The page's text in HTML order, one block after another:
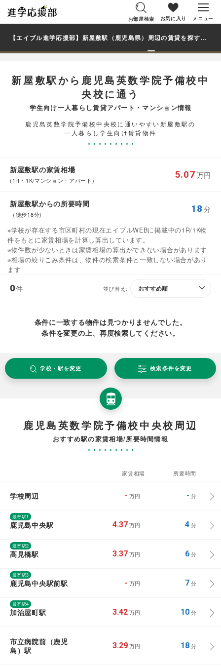
お部屋検索 お気に入り メニュー
【エイブル進学応援部】新屋敷駅（鹿児島県）周辺の賃貸を探す｜鹿児島英数学院予備校中央校学生・大学生の一人暮らし向け賃貸マンション・アパート
新屋敷駅から鹿児島英数学院予備校中
央校に通う
学生向け一人暮らし賃貸アパート・マンション情報
鹿児島英数学院予備校中央校に通いやすい新屋敷駅の
一人暮らし学生向け賃貸物件
新屋敷駅の家賃相場
(1R・1K/マンション・アパート)
5.07 万円
新屋敷駅からの所要時間
（徒歩18分)
18 分
※学校が存在する市区町村の現在エイブルWEBに掲載中の1R/1K物
件をもとに家賃相場を計算し算出しています。
※物件数が少ないときは家賃相場の算出ができない場合があります
※相場の絞りこみ条件は、物件の検索条件と一致しない場合があり
ます
0件 並び替え:
条件に一致する物件は見つかりませんでした。
条件を変更の上、再度検索してください。
学校・駅を変更 検索条件を変更
鹿児島英数学院予備校中央校周辺
おすすめ駅の家賃相場/所要時間情報
家賃相場 所要時間
学校周辺 - 万円 - 分
最寄駅1
鹿児島中央駅 4.37 万円 4分
最寄駅2
高見橋駅 3.37 万円 6分
最寄駅3
鹿児島中央駅前駅 - 万円 7分
最寄駅4
加治屋町駅 3.42 万円 10分
市立病院前（鹿児
島）駅
3.29 万円 18分